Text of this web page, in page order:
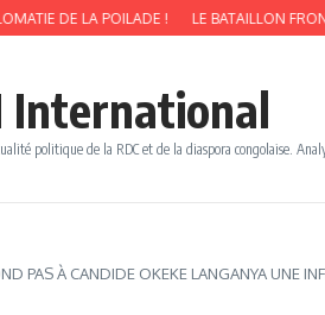
LA POILADE ! LE BATAILLON FRONT
International
politique de la RDC et de la diaspora congolaise.
PAS À CANDIDE OKEKE LANGANYA UNE